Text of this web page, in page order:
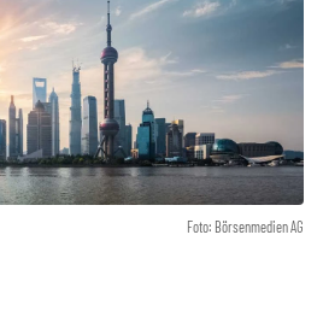
Foto: Börsenmedien AG